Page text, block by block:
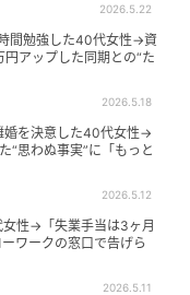
2026.5.22
間勉強した40代女性→資
アップした同期との“た
2026.5.18
婚を決意した40代女性→
“思わぬ事実”に「もっと
2026.5.12
性→「失業手当は3ヶ月
ワークの窓口で告げら
2026.5.11